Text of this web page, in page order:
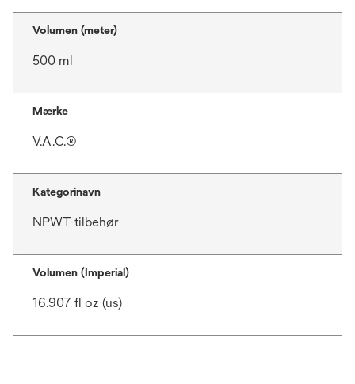
Volumen (meter)
500 ml
Mærke
V.A.C.®
Kategorinavn
NPWT-tilbehør
Volumen (Imperial)
16.907 fl oz (us)